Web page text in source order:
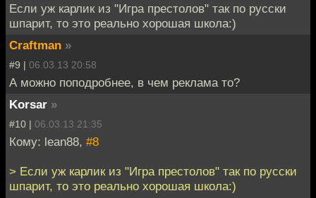
Если уж карлик из "Игра престолов" так по русски
шпарит, то это реально хорошая школа:)
Craftman »
#9 | 06.03.13 20:58
А можно поподробнее, в чем реклама то?
Korsar »
#10 | 06.03.13 21:35
Кому: lean88, #8
> Если уж карлик из "Игра престолов" так по русски
шпарит, то это реально хорошая школа:)